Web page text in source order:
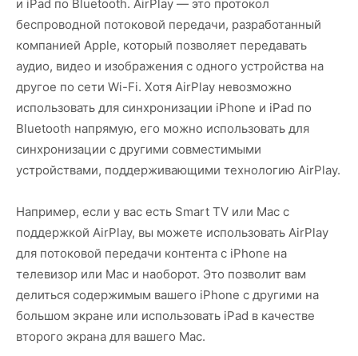
и iPad по Bluetooth. AirPlay — это протокол
беспроводной потоковой передачи, разработанный
компанией Apple, который позволяет передавать
аудио, видео и изображения с одного устройства на
другое по сети Wi-Fi. Хотя AirPlay невозможно
использовать для синхронизации iPhone и iPad по
Bluetooth напрямую, его можно использовать для
синхронизации с другими совместимыми
устройствами, поддерживающими технологию AirPlay.
Например, если у вас есть Smart TV или Mac с
поддержкой AirPlay, вы можете использовать AirPlay
для потоковой передачи контента с iPhone на
телевизор или Mac и наоборот. Это позволит вам
делиться содержимым вашего iPhone с другими на
большом экране или использовать iPad в качестве
второго экрана для вашего Mac.